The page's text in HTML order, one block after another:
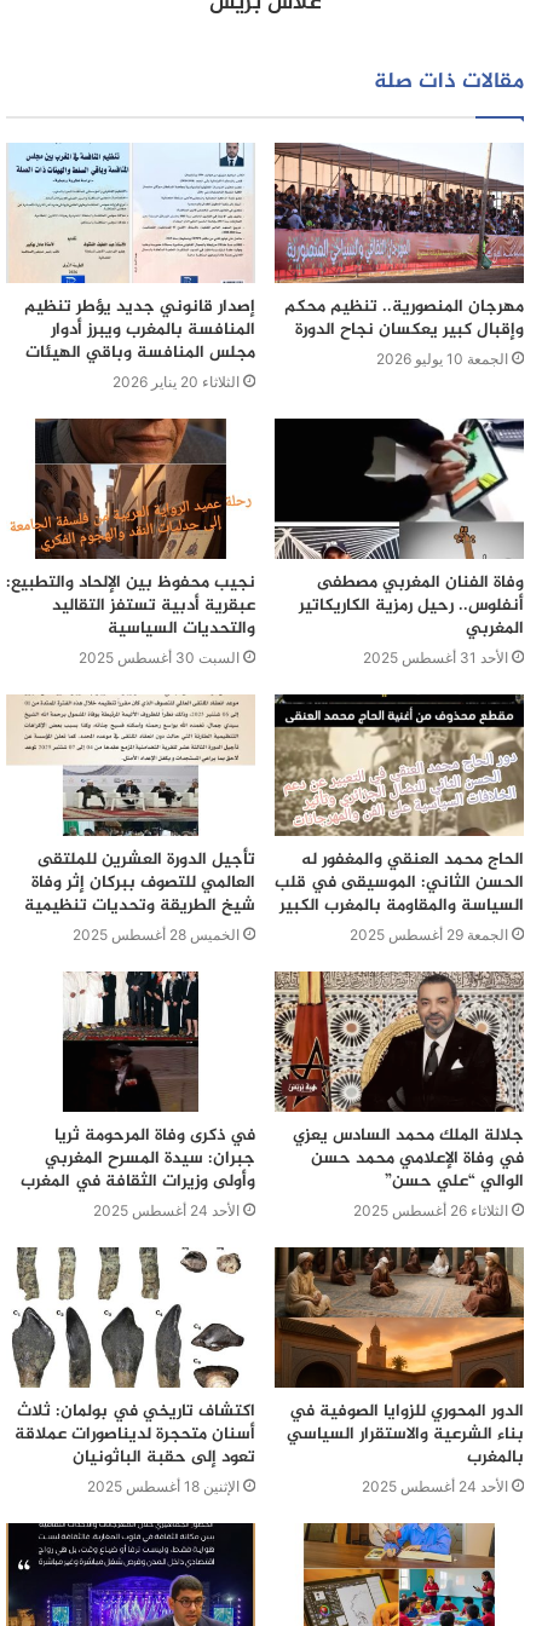
مقالات ذات صلة
مهرجان المنصورية.. تنظيم محكم
وإقبال كبير يعكسان نجاح الدورة
الجمعة 10 يوليو 2026
إصدار قانوني جديد يؤطر تنظيم
المنافسة بالمغرب ويبرز أدوار
مجلس المنافسة وباقي الهيئات
الثلاثاء 20 يناير 2026
وفاة الفنان المغربي مصطفى
أنفلوس.. رحيل رمزية الكاريكاتير
المغربي
الأحد 31 أغسطس 2025
نجيب محفوظ بين الإلحاد والتطبيع:
عبقرية أدبية تستفز التقاليد
والتحديات السياسية
السبت 30 أغسطس 2025
الحاج محمد العنقي والمغفور له
الحسن الثاني: الموسيقى في قلب
السياسة والمقاومة بالمغرب الكبير
الجمعة 29 أغسطس 2025
تأجيل الدورة العشرين للملتقى
العالمي للتصوف ببركان إثر وفاة
شيخ الطريقة وتحديات تنظيمية
الخميس 28 أغسطس 2025
جلالة الملك محمد السادس يعزي
في وفاة الإعلامي محمد حسن
الوالي “علي حسن”
الثلاثاء 26 أغسطس 2025
في ذكرى وفاة المرحومة ثريا
جبران: سيدة المسرح المغربي
وأولى وزيرات الثقافة في المغرب
الأحد 24 أغسطس 2025
الدور المحوري للزوايا الصوفية في
بناء الشرعية والاستقرار السياسي
بالمغرب
الأحد 24 أغسطس 2025
اكتشاف تاريخي في بولمان: ثلاث
أسنان متحجرة لديناصورات عملاقة
تعود إلى حقبة الباثونيان
الإثنين 18 أغسطس 2025